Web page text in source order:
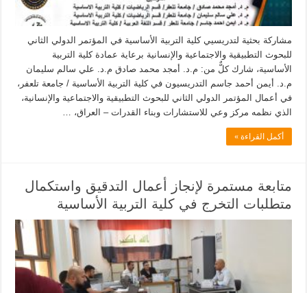
مشاركة بحثية لتدريسيي كلية التربية الأساسية في المؤتمر الدولي الثاني
للبحوث التطبيقية والاجتماعية والإنسانية برعاية عمادة كلية التربية
الأساسية، شارك كلٌّ من: م.د. أمجد محمد صادق م.د. علي سالم سليمان
م.د. أيمن أحمد جاسم التدريسيون في كلية التربية الأساسية / جامعة تلعفر،
في أعمال المؤتمر الدولي الثاني للبحوث التطبيقية والاجتماعية والإنسانية،
الذي نظمه مركز وعي للاستشارات وبناء القدرات – العراق، …
أكمل القراءة »
متابعة مستمرة لإنجاز أعمال التدقيق واستكمال
متطلبات التخرج في كلية التربية الأساسية